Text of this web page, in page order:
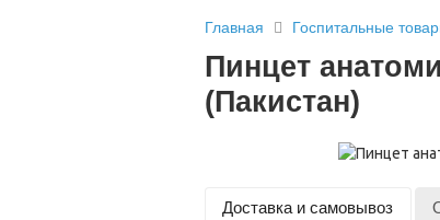
Главная Госпитальные
Пинцет
(Пакистан)
Доставка и самовывоз